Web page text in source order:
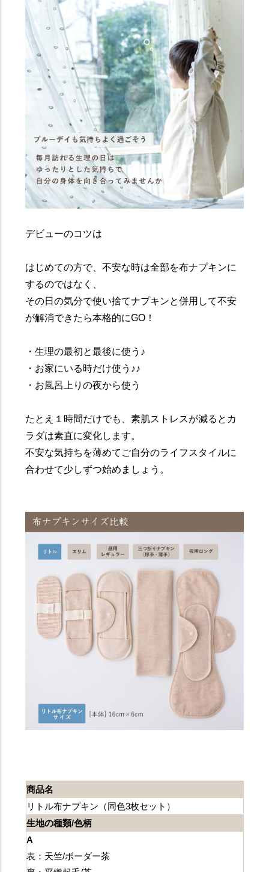
デビューのコツは
はじめての方で、不安な時は全部を布ナプキンに
するのではなく、
その日の気分で使い捨てナプキンと併用して不安
が解消できたら本格的にGO！
・生理の最初と最後に使う♪
・お家にいる時だけ使う♪♪
・お風呂上りの夜から使う
たとえ１時間だけでも、素肌ストレスが減るとカ
ラダは素直に変化します。
不安な気持ちを薄めてご自分のライフスタイルに
合わせて少しずつ始めましょう。
商品名
リトル布ナプキン（同色3枚セット）
生地の種類/色柄
A
表：天竺/ボーダー茶